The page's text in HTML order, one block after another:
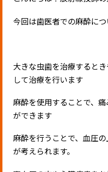
今回は歯医者での麻酔に
大きな虫歯を治療すると
して治療を行います
麻酔を使用することで、
ができます
麻酔を行うことで、血圧
が考えられます。